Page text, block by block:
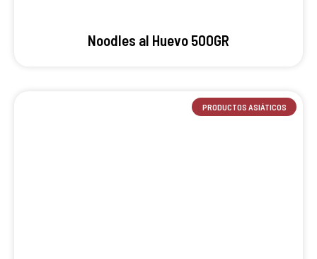
Noodles al Huevo 500GR
PRODUCTOS ASIÁTICOS